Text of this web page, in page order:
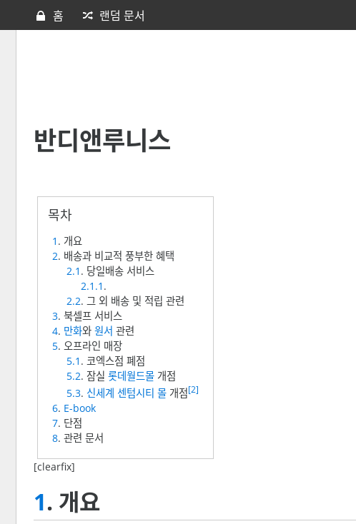
홈 랜덤 문서
반디앤루니스
1 . 개요
2. 배송과 비교적 풍부한 혜택
2.1 . 당일배송 서비스
2.1.1 .
2.2. 그 외 배송 및 적립 관련
3. 북셀프 서비스
4. 만화와 원서 관련
5. 오프라인 매장
5.1 . 코엑스점 폐점
5.2. 잠실 롯데월드몰 개점
5.3. 신세계 센텀시티 몰 개점[2]
6. E-book
7. 단점
8. 관련 문서
[clearfix]
1. 개요